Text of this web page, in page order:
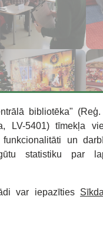
bibliotēka" (Reģ.
LV-5401) tīmekļa
un
statistiku par
var iepazīties